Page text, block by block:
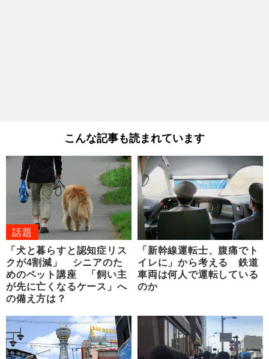
こんな記事も読まれています
話題
「犬と暮らすと認知症リス
クが4割減」 シニアのた
めのペット講座 「飼い主
が先に亡くなるケース」へ
の備え方は？
「新幹線運転士、腹痛でト
イレに」から考える 鉄道
車両は何人で運転している
のか